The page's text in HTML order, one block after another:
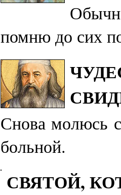
помню до сих
Снова молюсь
больной.
СВЯТОЙ,